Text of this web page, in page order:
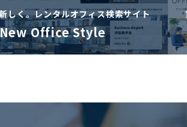
しく。レンタルオフィス検索サイト
Office Style